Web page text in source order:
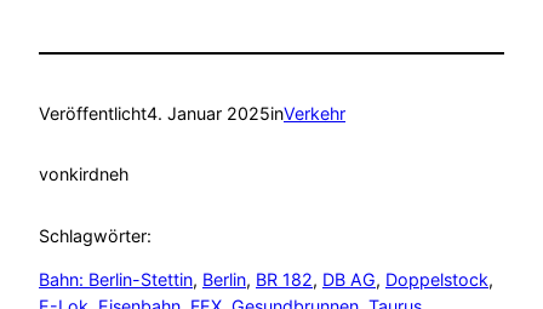
Veröffentlicht4. Januar 2025inVerkehr
vonkirdneh
Schlagwörter:
Bahn: Berlin-Stettin, Berlin, BR 182, DB AG, Doppelstock